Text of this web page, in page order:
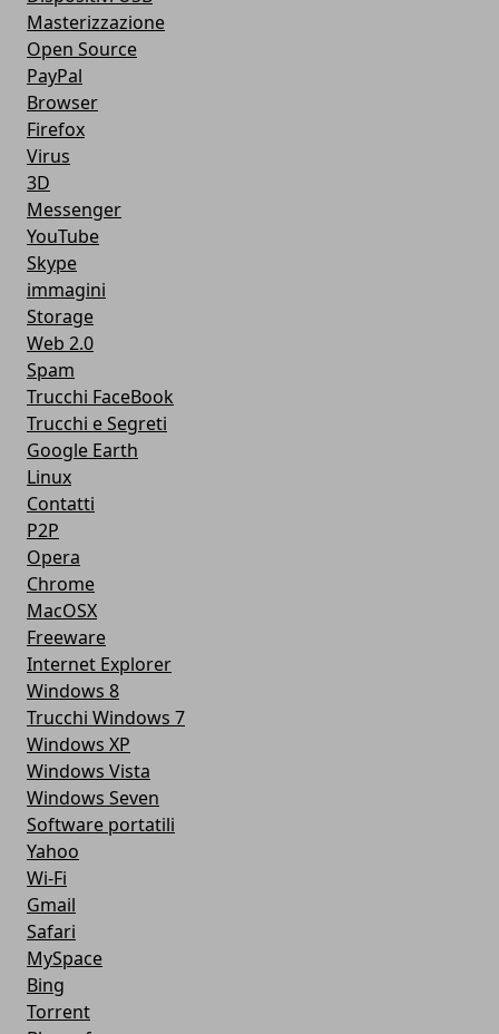
Masterizzazione
Open Source
PayPal
Browser
Firefox
Virus
3D
Messenger
YouTube
Skype
immagini
Storage
Web 2.0
Spam
Trucchi FaceBook
Trucchi e Segreti
Google Earth
Linux
Contatti
P2P
Opera
Chrome
MacOSX
Freeware
Internet Explorer
Windows 8
Trucchi Windows 7
Windows XP
Windows Vista
Windows Seven
Software portatili
Yahoo
Wi-Fi
Gmail
Safari
MySpace
Bing
Torrent